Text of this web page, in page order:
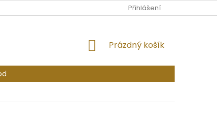
ÚDAJŮ PODMÍNKY SOUTĚŽE O VOUCHER PRO
Přihlášení
NÁKUPNÍ
Prázdný košík